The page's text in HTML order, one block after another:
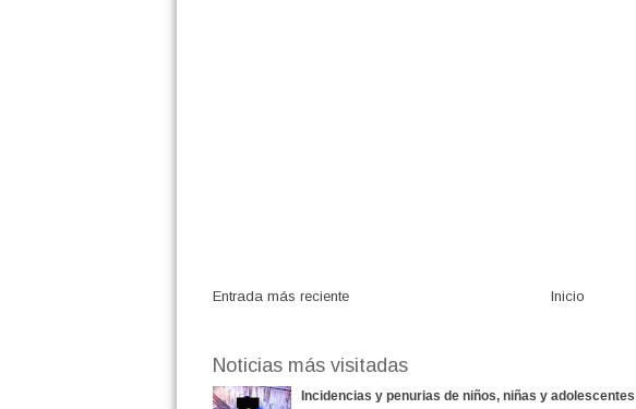
Entrada más reciente Inicio
Noticias más visitadas
Incidencias y penurias de niños, niñas y